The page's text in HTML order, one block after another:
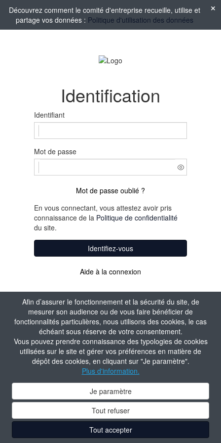
Afin d’assurer le fonctionnement et la sécurité du site, de
mesurer son audience ou de vous faire bénéficier de
fonctionnalités particulières, nous utilisons des cookies, le cas
échéant sous réserve de votre consentement.
Vous pouvez prendre connaissance des typologies de cookies
utilisées sur le site et gérer vos préférences en matière de
dépôt des cookies, en cliquant sur "Je paramètre".
Plus d'information.
Je paramètre
Tout refuser
Tout accepter
Découvrez comment le comité d'entreprise recueille, utilise et
partage vos données : Politique d'utilisation des données
Identification
Identifiant
Mot de passe
Mot de passe oublié ?
En vous connectant, vous attestez avoir pris
connaissance de la Politique de confidentialité
du site.
Identifiez-vous
Aide à la connexion